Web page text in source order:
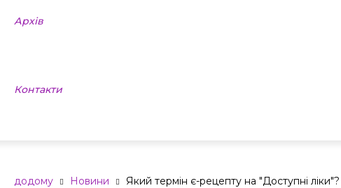
Архів
Контакти
додому Новини Який термін є-рецепту на "Доступні ліки"?